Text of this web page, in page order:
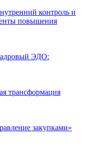
контроль и
повышения
ЭДО:
трансформация
закупками»